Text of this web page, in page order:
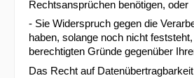
Rechtsansprüchen benötigen, oder
- Sie Widerspruch gegen die
haben, solange noch nicht
berechtigten Gründe gegenüber
Das Recht auf Datenübertragbarkeit